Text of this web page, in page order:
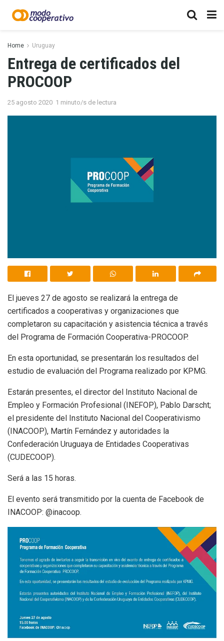
Home Uruguay
Entrega de certificados del
PROCOOP
25 agosto 2020 1 minuto/s de lectura
El jueves 27 de agosto se realizará la entrega de
certificados a cooperativas y organizaciones que
completaron su capacitación y asistencia técnica a través
del Programa de Formación Cooperativa-PROCOOP.
En esta oportunidad, se presentarán los resultados del
estudio de evaluación del Programa realizado por KPMG.
Estarán presentes, el director del Instituto Nacional de
Empleo y Formación Profesional (INEFOP), Pablo Darscht;
el presidente del Instituto Nacional del Cooperativismo
(INACOOP), Martín Fernández y autoridades la
Confederación Uruguaya de Entidades Cooperativas
(CUDECOOP).
Será a las 15 horas.
El evento será transmitido por la cuenta de Facebook de
INACOOP: @inacoop.